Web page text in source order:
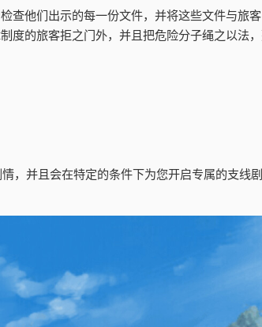
查他们出示的每一份文件，并将这些文件与旅
度的旅客拒之门外，并且把危险分子绳之以法
，并且会在特定的条件下为您开启专属的支线